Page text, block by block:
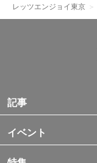
レッツエンジョイ東京
記事
イベント